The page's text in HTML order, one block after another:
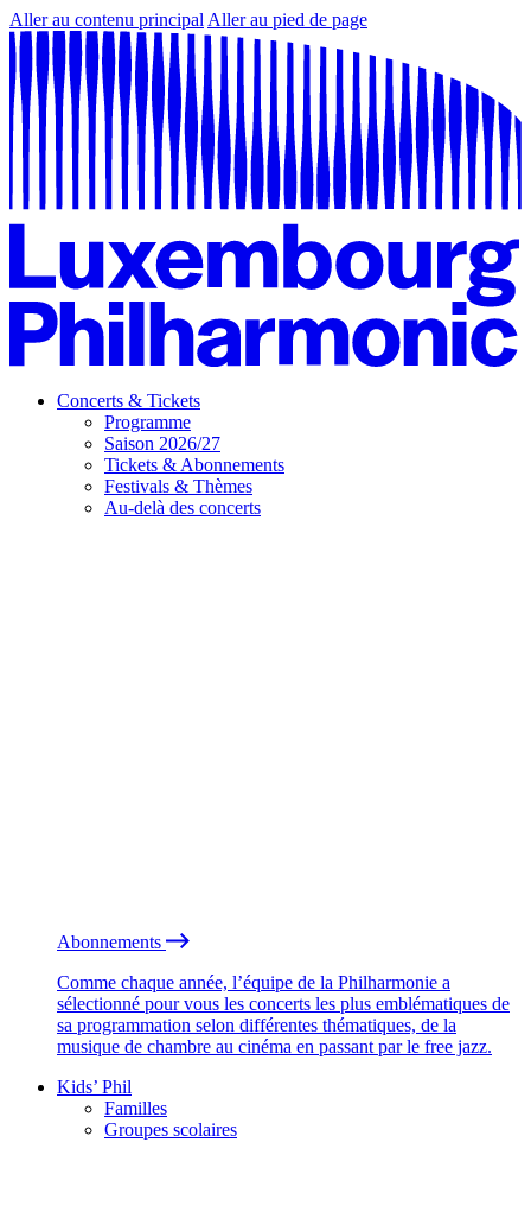
Aller au contenu principal Aller au pied de page
Concerts & Tickets
Programme
Saison 2026/27
Tickets & Abonnements
Festivals & Thèmes
Au-delà des concerts
Abonnements
Comme chaque année, l’équipe de la Philharmonie a
sélectionné pour vous les concerts les plus emblématiques de
sa programmation selon différentes thématiques, de la
musique de chambre au cinéma en passant par le free jazz.
Kids’ Phil
Familles
Groupes scolaires